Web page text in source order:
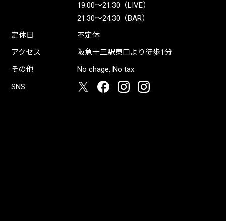
19:00〜21:30（LIVE）
21:30〜24:30（BAR）
定休日
不定休
アクセス
阪急十三駅東口より徒歩1分
その他
No chage, No tax.
SNS